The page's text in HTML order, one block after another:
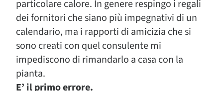
particolare calore. In genere respingo i regali
dei fornitori che siano più impegnativi di un
calendario, ma i rapporti di amicizia che si
sono creati con quel consulente mi
impediscono di rimandarlo a casa con la
pianta.
E’ il primo errore.